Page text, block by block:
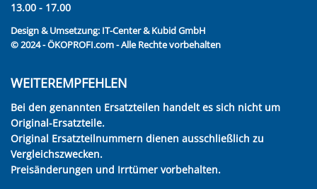
13.00 - 17.00
Design & Umsetzung: IT-Center & Kubid GmbH
© 2024 - ÖKOPROFI.com - Alle Rechte vorbehalten
WEITEREMPFEHLEN
Bei den genannten Ersatzteilen handelt es sich nicht um
Original-Ersatzteile.
Original Ersatzteilnummern dienen ausschließlich zu
Vergleichszwecken.
Preisänderungen und Irrtümer vorbehalten.